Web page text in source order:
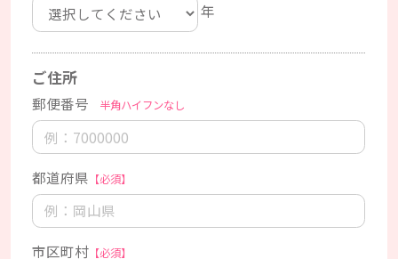
年
ご住所
郵便番号 半角ハイフンなし
都道府県 【必須】
市区町村 【必須】